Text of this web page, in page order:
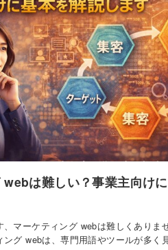
webは難しい？事業主向け
、マーケティング webは難しくありま
ング webは、専門用語やツールが多く